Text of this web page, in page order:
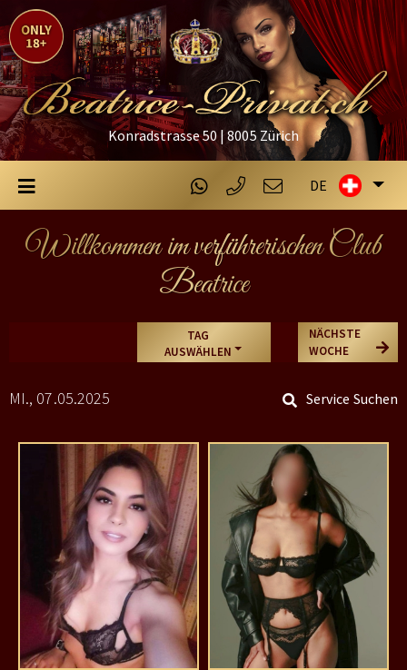
Konradstrasse 50 | 8005 Zürich
DE
Willkommen im verführerischen Club
Beatrice
TAG
AUSWÄHLEN
NÄCHSTE
WOCHE
MI., 07.05.2025 Service Suchen